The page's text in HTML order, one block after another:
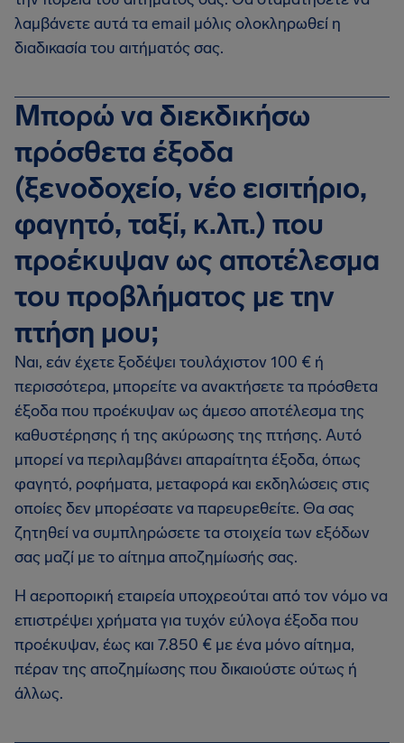
λαμβάνετε αυτά τα email μόλις ολοκληρωθεί η
διαδικασία του αιτήματός σας.
Μπορώ να διεκδικήσω
πρόσθετα έξοδα
(ξενοδοχείο, νέο εισιτήριο,
φαγητό, ταξί, κ.λπ.) που
προέκυψαν ως αποτέλεσμα
του προβλήματος με την
πτήση μου;
Ναι, εάν έχετε ξοδέψει τουλάχιστον 100 € ή
περισσότερα, μπορείτε να ανακτήσετε τα πρόσθετα
έξοδα που προέκυψαν ως άμεσο αποτέλεσμα της
καθυστέρησης ή της ακύρωσης της πτήσης. Αυτό
μπορεί να περιλαμβάνει απαραίτητα έξοδα, όπως
φαγητό, ροφήματα, μεταφορά και εκδηλώσεις στις
οποίες δεν μπορέσατε να παρευρεθείτε. Θα σας
ζητηθεί να συμπληρώσετε τα στοιχεία των εξόδων
σας μαζί με το αίτημα αποζημίωσής σας.
Η αεροπορική εταιρεία υποχρεούται από τον νόμο να
επιστρέψει χρήματα για τυχόν εύλογα έξοδα που
προέκυψαν, έως και 7.850 € με ένα μόνο αίτημα,
πέραν της αποζημίωσης που δικαιούστε ούτως ή
άλλως.